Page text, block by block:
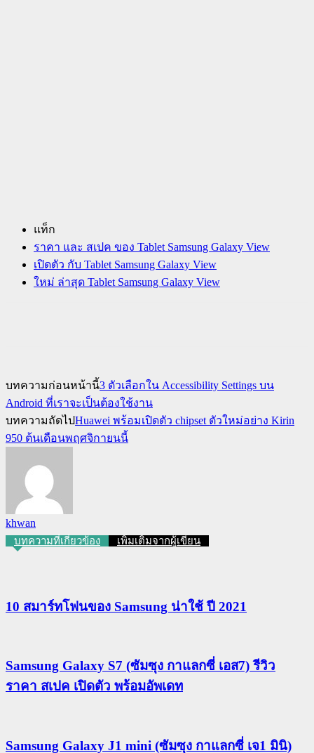
แท็ก
ราคา และ สเปค ของ Tablet Samsung Galaxy View
เปิดตัว กับ Tablet Samsung Galaxy View
ใหม่ ล่าสุด Tablet Samsung Galaxy View
บทความก่อนหน้านี้3 ตัวเลือกใน Accessibility Settings บน
Android ที่เราจะเป็นต้องใช้งาน
บทความถัดไปHuawei พร้อมเปิดตัว chipset ตัวใหม่อย่าง Kirin
950 ต้นเดือนพฤศจิกายนนี้
khwan
บทความที่เกี่ยวข้อง เพิ่มเติมจากผู้เขียน
10 สมาร์ทโฟนของ Samsung น่าใช้ ปี 2021
Samsung Galaxy S7 (ซัมซุง กาแลกซี่ เอส7) รีวิว
ราคา สเปค เปิดตัว พร้อมอัพเดท
Samsung Galaxy J1 mini (ซัมซุง กาแลกซี่ เจ1 มินิ)